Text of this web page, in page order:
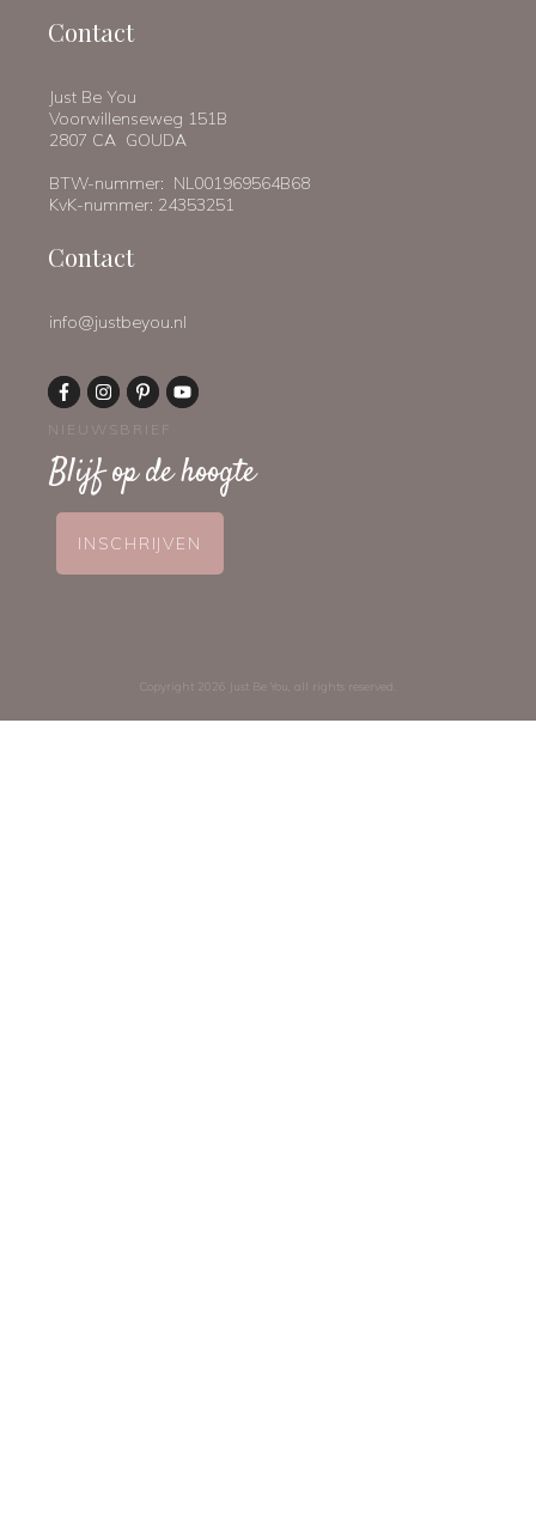
Contact
Just Be You
Voorwillenseweg 151B
2807 CA GOUDA
BTW-nummer: NL001969564B68
KvK-nummer: 24353251
Contact
info@justbeyou.nl
NIEUWSBRIEF
Blijf op de hoogte
INSCHRIJVEN
Copyright 2026 Just Be You , all rights reserved.